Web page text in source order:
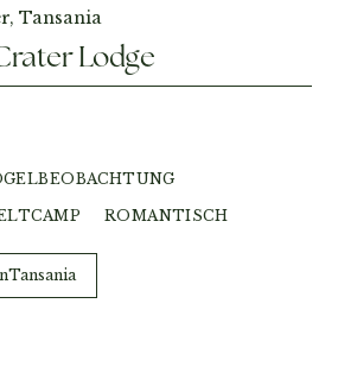
Tansania
Lodge
ROMANTISCH
Tansania